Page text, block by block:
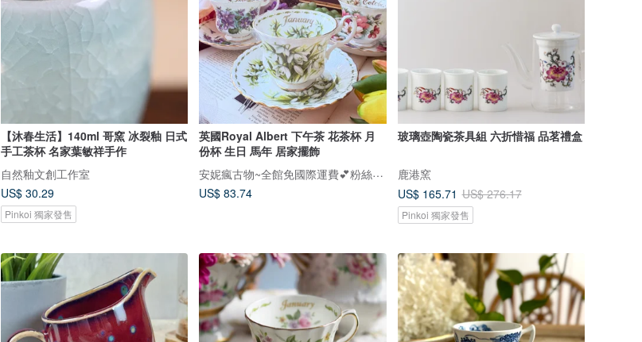
【沐春生活】140ml 哥窯 冰裂釉 日式
手工茶杯 名家葉敏祥手作
自然釉文創工作室
US$ 30.29
Pinkoi 獨家發售
英國Royal Albert 下午茶 花茶杯 月
份杯 生日 馬年 居家擺飾
安妮瘋古物~全館免國際運費💕粉絲團/IG追蹤～安妮瘋古物
US$ 83.74
玻璃壺陶瓷茶具組 六折惜福 品茗禮盒
鹿港窯
US$ 165.71 US$ 276.17
Pinkoi 獨家發售